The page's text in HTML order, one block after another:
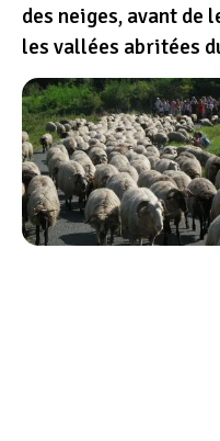
des neiges, avant de
les vallées abritées